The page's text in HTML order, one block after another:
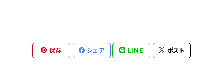
保存 シェア LINE ポスト